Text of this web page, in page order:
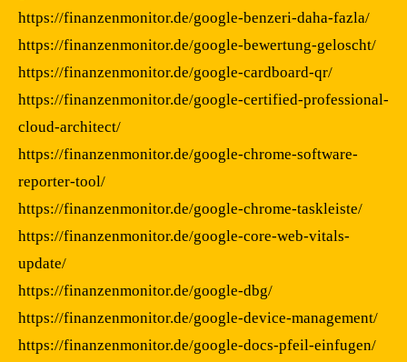
https://finanzenmonitor.de/google-benzeri-daha-fazla/
https://finanzenmonitor.de/google-bewertung-geloscht/
https://finanzenmonitor.de/google-cardboard-qr/
https://finanzenmonitor.de/google-certified-professional-
cloud-architect/
https://finanzenmonitor.de/google-chrome-software-
reporter-tool/
https://finanzenmonitor.de/google-chrome-taskleiste/
https://finanzenmonitor.de/google-core-web-vitals-
update/
https://finanzenmonitor.de/google-dbg/
https://finanzenmonitor.de/google-device-management/
https://finanzenmonitor.de/google-docs-pfeil-einfugen/